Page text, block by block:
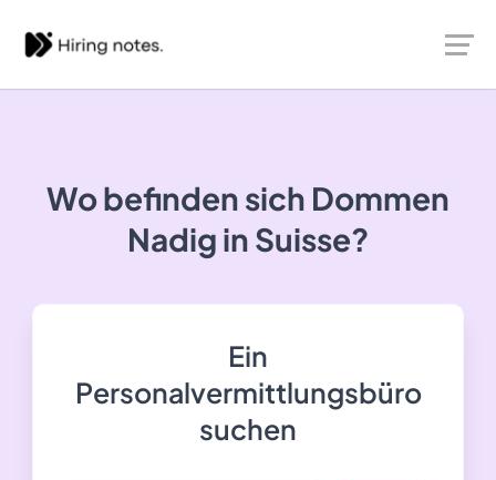
Wo befinden sich Dommen
Nadig in Suisse?
Ein
Personalvermittlungsbüro
suchen